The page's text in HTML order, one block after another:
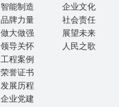
智能制造
品牌力量
做大做强
领导关怀
工程案例
荣誉证书
发展历程
企业党建
企业文化
社会责任
展望未来
人民之歌